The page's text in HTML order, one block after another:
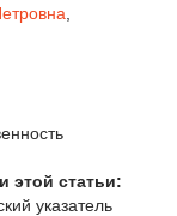
этой статьи:
указатель